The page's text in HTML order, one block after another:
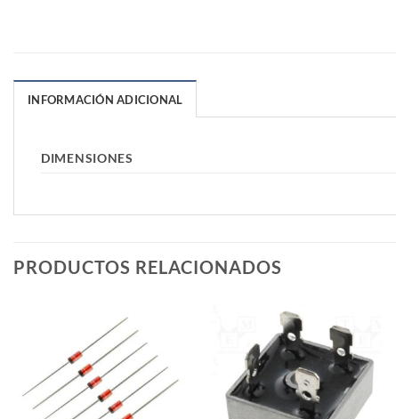
INFORMACIÓN ADICIONAL
DIMENSIONES
PRODUCTOS RELACIONADOS